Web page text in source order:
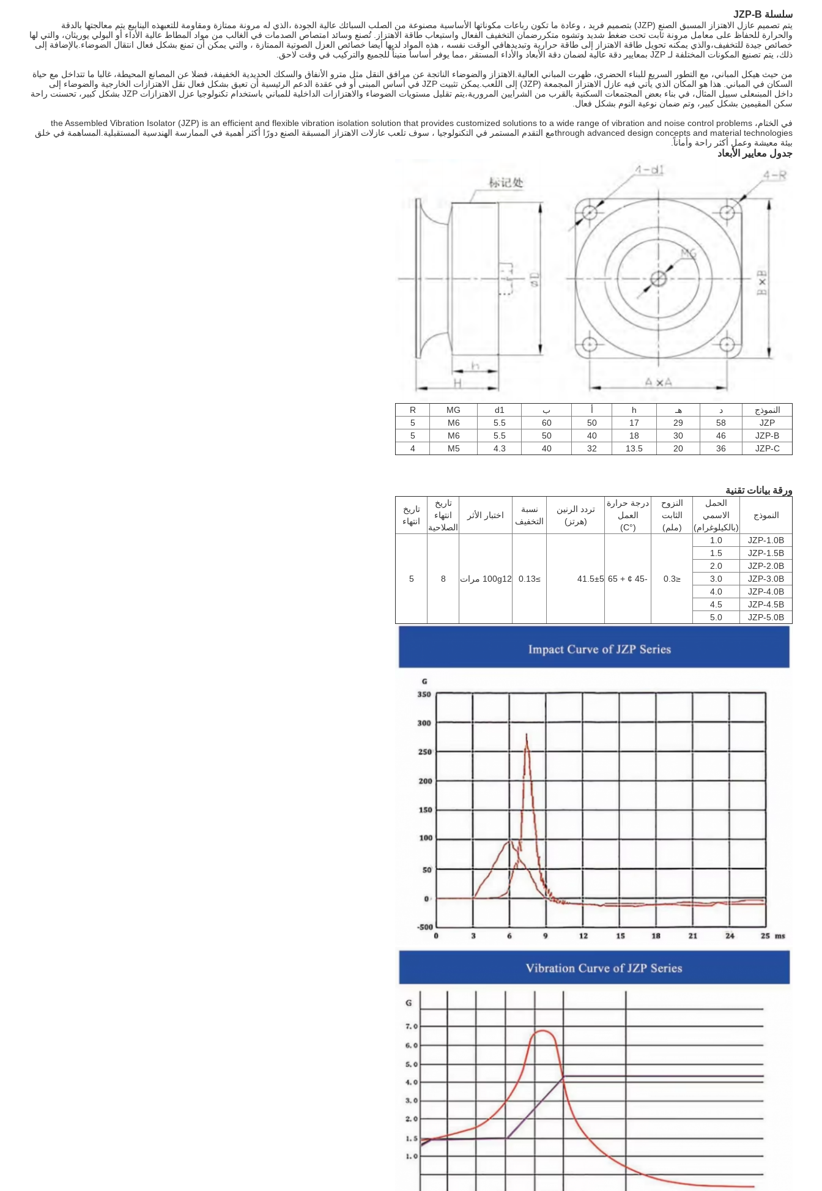
سلسلة JZP-B
يتم تصميم عازل الاهتزاز المسبق الصنع (JZP) بتصميم فريد ، وعادة ما تكون رباعات مكوناتها الأساسية مصنوعة من الصلب السبائك عالية الجودة ،الذي له مرونة ممتازة ومقاومة للتعبهذه الينابيع يتم معالجتها بالدقة
والحرارة للحفاظ على معامل مرونة ثابت تحت ضغط شديد وتشوه متكررضمان التخفيف الفعال واستيعاب طاقة الاهتزاز. تُصنع وسائد امتصاص الصدمات في الغالب من مواد المطاط عالية الأداء أو البولي يوريثان، والتي لها
خصائص جيدة للتخفيف،والذي يمكنه تحويل طاقة الاهتزاز إلى طاقة حرارية وتبديدهافي الوقت نفسه ، هذه المواد لديها أيضا خصائص العزل الصوتية الممتازة ، والتي يمكن أن تمنع بشكل فعال انتقال الضوضاء.بالإضافة إلى
ذلك، يتم تصنيع المكونات المختلفة لـ JZP بمعايير دقة عالية لضمان دقة الأبعاد والأداء المستقر ،مما يوفر أساساً متيناً للجميع والتركيب في وقت لاحق.
من حيث هيكل المباني، مع التطور السريع للبناء الحضري، ظهرت المباني العالية.الاهتزاز والضوضاء الناتجة عن مرافق النقل مثل مترو الأنفاق والسكك الحديدية الخفيفة، فضلا عن المصانع المحيطة، غالبا ما تتداخل مع حياة
السكان في المباني. هذا هو المكان الذي يأتي فيه عازل الاهتزاز المجمعة (JZP) إلى اللعب.يمكن تثبيت JZP في أساس المبنى أو في عقدة الدعم الرئيسية أن تعيق بشكل فعال نقل الاهتزازات الخارجية والضوضاء إلى
داخل المبنىعلى سبيل المثال، في بناء بعض المجتمعات السكنية بالقرب من الشرايين المرورية،يتم تقليل مستويات الضوضاء والاهتزازات الداخلية للمباني باستخدام تكنولوجيا عزل الاهتزازات JZP بشكل كبير، تحسنت راحة
سكن المقيمين بشكل كبير، وتم ضمان نوعية النوم بشكل فعال.
في الختام، the Assembled Vibration Isolator (JZP) is an efficient and flexible vibration isolation solution that provides customized solutions to a wide range of vibration and noise control problems
through advanced design concepts and material technologiesمع التقدم المستمر في التكنولوجيا ، سوف تلعب عازلات الاهتزاز المسبقة الصنع دورًا أكثر أهمية في الممارسة الهندسية المستقبلية.المساهمة في خلق
بيئة معيشة وعمل أكثر راحة وأماناً.
جدول معايير الأبعاد
النموذج د هـ h أ ب d1
MG
R
JZP
58
29
17
50
60
5.5
M6
5
JZP-B
46
30
18
40
50
5.5
M6
5
JZP-C
36
20
13.5
32
40
4.3
M5
4
ورقة بيانات تقنية
النموذج
الحمل
الاسمي
(بالكيلوغرام)
النزوح
الثابت
(ملم)
درجة حرارة
العمل
(°C)
تردد الرنين
(هرتز)
نسبة
التخفيف
اختبار الأثر
تاريخ
انتهاء
الصلاحية
تاريخ
انتهاء
JZP-1.0B
1.0
≤0.3
-45 ¢ + 65
41.5±5
≥0.13 100g12 مرات 8
5
JZP-1.5B
1.5
JZP-2.0B
2.0
JZP-3.0B
3.0
JZP-4.0B
4.0
JZP-4.5B
4.5
JZP-5.0B
5.0